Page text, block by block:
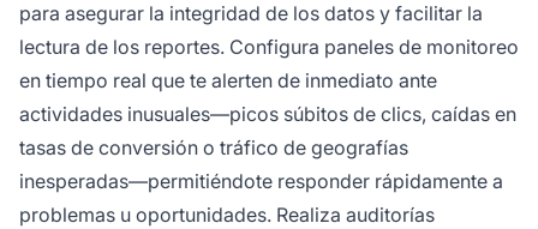
para asegurar la integridad de los datos y facilitar la
lectura de los reportes. Configura paneles de monitoreo
en tiempo real que te alerten de inmediato ante
actividades inusuales—picos súbitos de clics, caídas en
tasas de conversión o tráfico de geografías
inesperadas—permitiéndote responder rápidamente a
problemas u oportunidades. Realiza auditorías